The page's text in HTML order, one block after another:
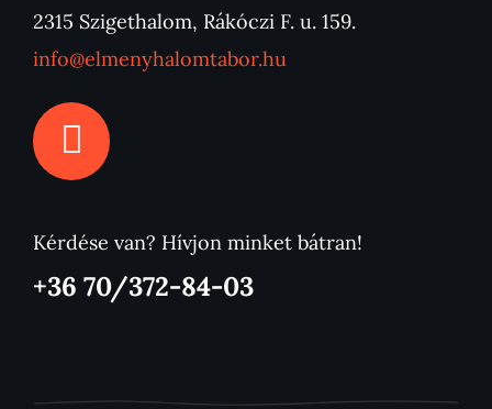
2315 Szigethalom, Rákóczi F. u. 159.
info@elmenyhalomtabor.hu
Kérdése van? Hívjon minket bátran!
+36 70/372-84-03